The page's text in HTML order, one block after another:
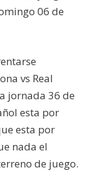
06 de
vs Real
jornada 36 de
esta por
esta por
nada el
de juego.